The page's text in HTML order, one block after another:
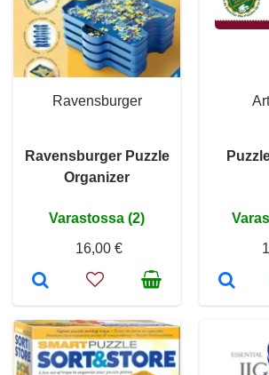
Ravensburger
Ravensburger Puzzle
Organizer
Varastossa (2)
16,00 €